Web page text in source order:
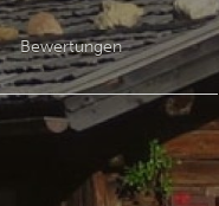
Bewertungen